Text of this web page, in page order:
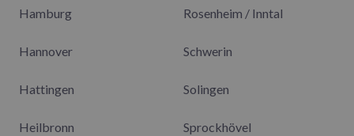
Hamburg
Hannover
Hattingen
Heilbronn
Rosenheim / Inntal
Schwerin
Solingen
Sprockhövel